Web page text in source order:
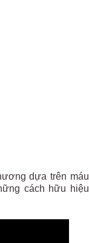
dựa trên máu
cách hữu hiệu